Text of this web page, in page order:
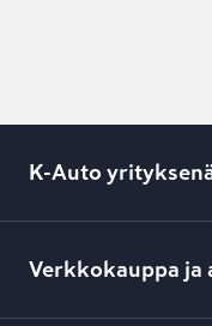
K-Auto
Lehdistötiedotteet
Toimipisteiden
Verkkokauppa ja